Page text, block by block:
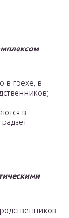
в грехе, в
в